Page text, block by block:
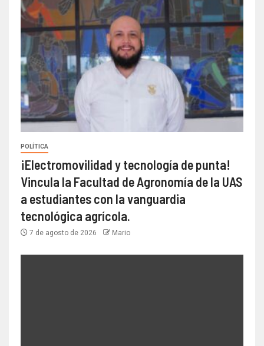
POLÍTICA
¡Electromovilidad y tecnología de punta!
Vincula la Facultad de Agronomía de la UAS
a estudiantes con la vanguardia
tecnológica agrícola.
7 de agosto de 2026 Mario